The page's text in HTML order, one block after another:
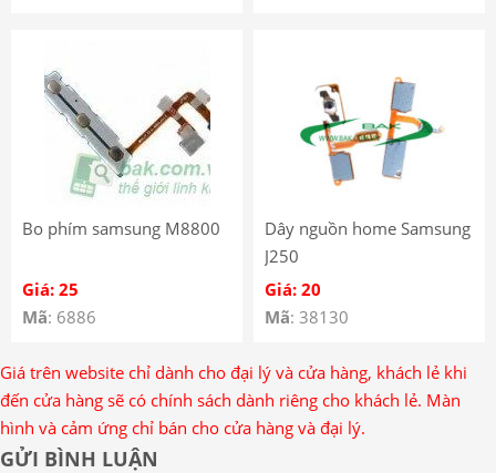
Bo phím samsung M8800
Giá: 25
Mã: 6886
Dây nguồn home Samsung
J250
Giá: 20
Mã: 38130
Giá trên website chỉ dành cho đại lý và cửa hàng, khách lẻ khi
đến cửa hàng sẽ có chính sách dành riêng cho khách lẻ. Màn
hình và cảm ứng chỉ bán cho cửa hàng và đại lý.
GỬI BÌNH LUẬN